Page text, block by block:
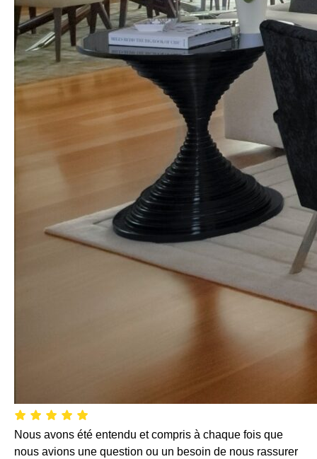
Nous avons été entendu et compris à chaque fois que
nous avions une question ou un besoin de nous rassurer